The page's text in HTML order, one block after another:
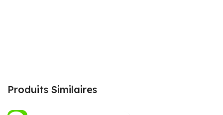
Produits Similaires